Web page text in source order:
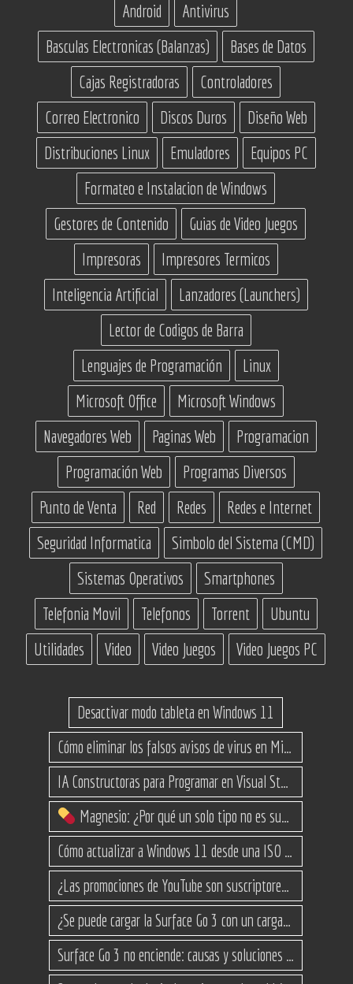
Android
Antivirus
Basculas Electronicas (Balanzas)
Bases de Datos
Cajas Registradoras
Controladores
Correo Electronico
Discos Duros
Diseño Web
Distribuciones Linux
Emuladores
Equipos PC
Formateo e Instalacion de Windows
Gestores de Contenido
Guias de Video Juegos
Impresoras
Impresores Termicos
Inteligencia Artificial
Lanzadores (Launchers)
Lector de Codigos de Barra
Lenguajes de Programación
Linux
Microsoft Office
Microsoft Windows
Navegadores Web
Paginas Web
Programacion
Programación Web
Programas Diversos
Punto de Venta
Red Redes
Redes e Internet
Seguridad Informatica
Simbolo del Sistema (CMD)
Sistemas Operativos
Smartphones
Telefonia Movil
Telefonos Torrent
Ubuntu
Utilidades
Video Video Juegos Video Juegos PC
Desactivar modo tableta en Windows 11
Cómo eliminar los falsos avisos de virus en Microsoft Edge
IA Constructoras para Programar en Visual Studio con C#
Magnesio: ¿Por qué un solo tipo no es suficiente? (Guía de variantes)
Cómo actualizar a Windows 11 desde una ISO en equipos no compatibles
¿Las promociones de YouTube son suscriptores reales o bots? Esta es la Verdad
¿Se puede cargar la Surface Go 3 con un cargador USB-C de teléfono?
Surface Go 3 no enciende: causas y soluciones paso a paso para que arranque